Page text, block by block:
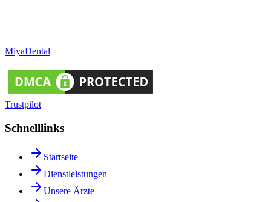
MiyaDental
Trustpilot
Schnelllinks
Startseite
Dienstleistungen
Unsere Ärzte